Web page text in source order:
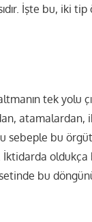
İşte bu, iki
tek yolu
sebeple bu
bu